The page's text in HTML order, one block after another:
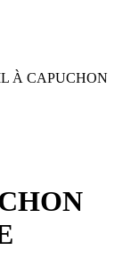
À CAPUCHON